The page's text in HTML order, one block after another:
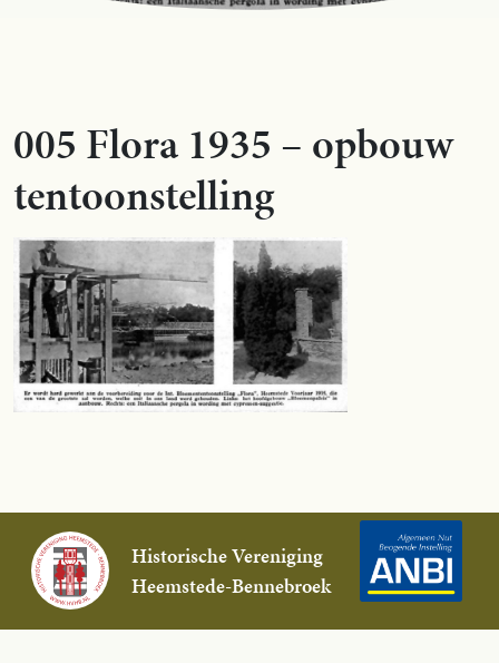
005 Flora 1935 – opbouw
tentoonstelling
Historische Vereniging
Heemstede-Bennebroek